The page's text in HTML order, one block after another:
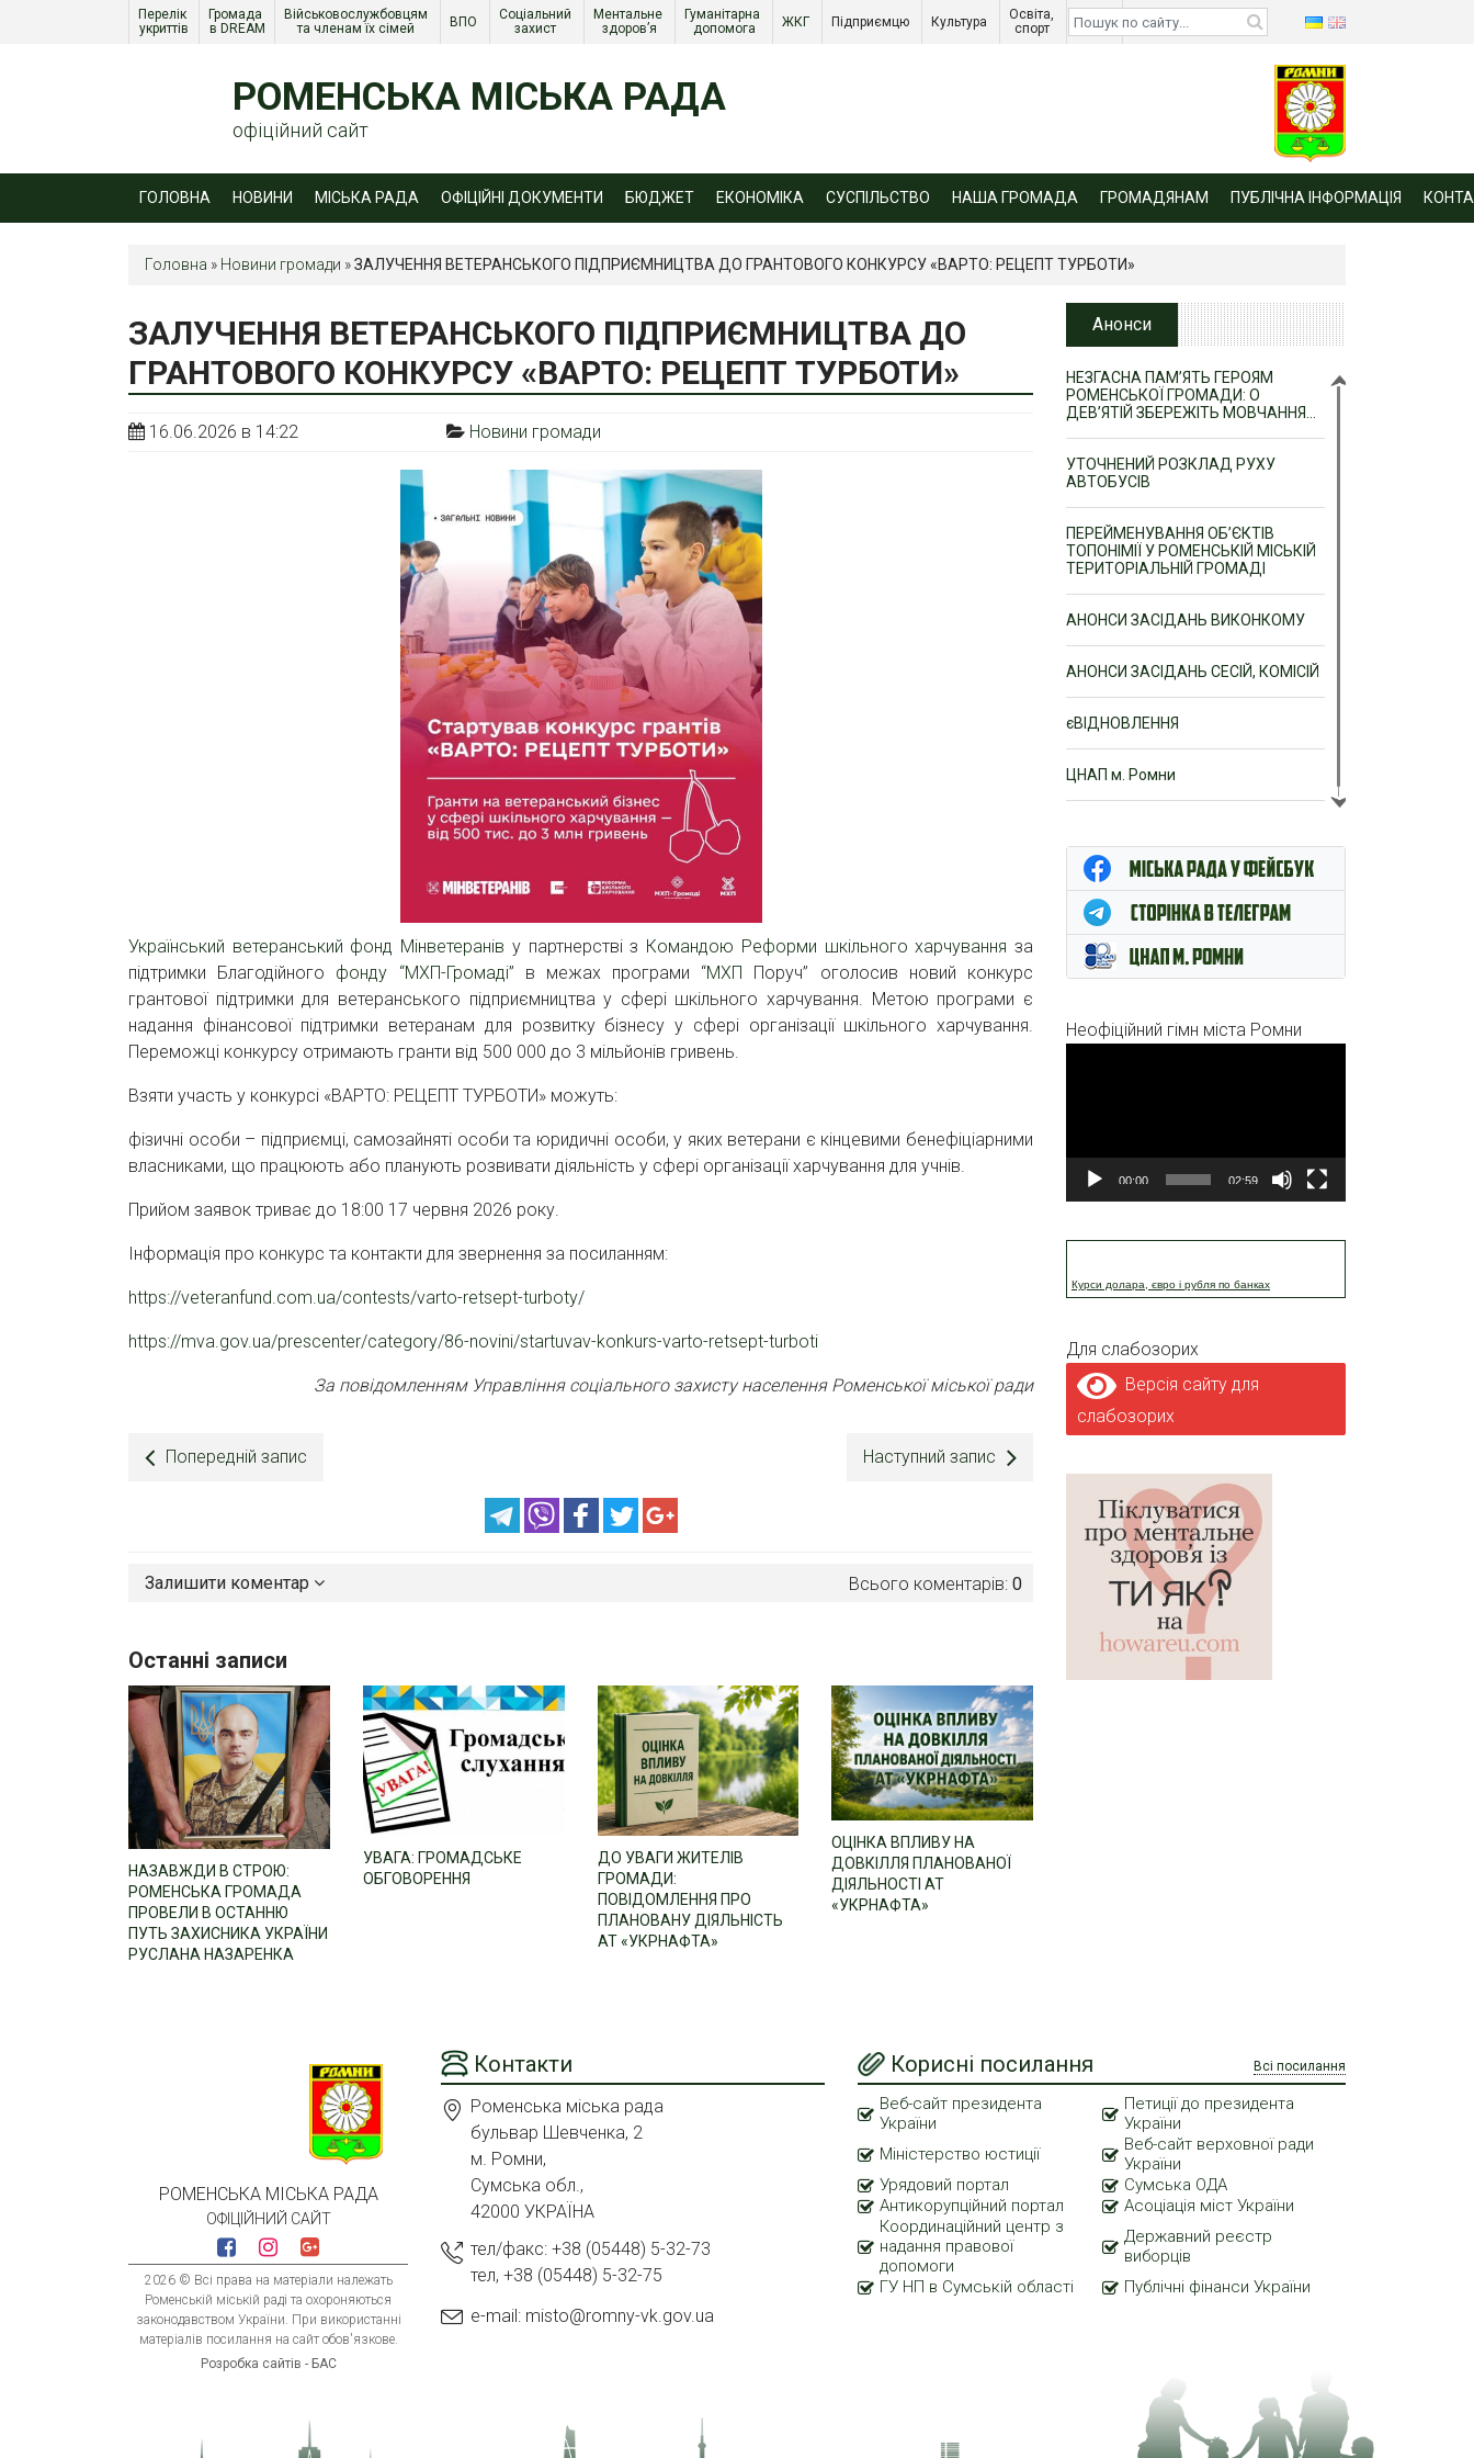
Перелік
укриттів
Громада
в DREAM
Військовослужбовцям
та членам їх сімей
ВПО
Соціальний
захист
Ментальне
здоров’я
Гуманітарна
допомога
ЖКГ Підприємцю Культура
Освіта,
спорт
Діти
війни
РОМЕНСЬКА МІСЬКА РАДА
офіційний сайт
ГОЛОВНА НОВИНИ МІСЬКА РАДА ОФІЦІЙНІ ДОКУМЕНТИ БЮДЖЕТ ЕКОНОМІКА СУСПІЛЬСТВО НАША ГРОМАДА ГРОМАДЯНАМ ПУБЛІЧНА ІНФОРМАЦІЯ
Головна » Новини громади »ЗАЛУЧЕННЯ ВЕТЕРАНСЬКОГО ПІДПРИЄМНИЦТВА ДО ГРАНТОВОГО КОНКУРСУ «ВАРТО: РЕЦЕПТ ТУРБОТИ»
ЗАЛУЧЕННЯ ВЕТЕРАНСЬКОГО ПІДПРИЄМНИЦТВА ДО
ГРАНТОВОГО КОНКУРСУ «ВАРТО: РЕЦЕПТ ТУРБОТИ»
16.06.2026 в 14:22 Новини громади
Український ветеранський фонд Мінветеранів у партнерстві з Командою Реформи шкільного харчування за
підтримки Благодійного фонду “МХП-Громаді” в межах програми “МХП Поруч” оголосив новий конкурс
грантової підтримки для ветеранського підприємництва у сфері шкільного харчування. Метою програми є
надання фінансової підтримки ветеранам для розвитку бізнесу у сфері організації шкільного харчування.
Переможці конкурсу отримають гранти від 500 000 до 3 мільйонів гривень.
Взяти участь у конкурсі «ВАРТО: РЕЦЕПТ ТУРБОТИ» можуть:
фізичні особи – підприємці, самозайняті особи та юридичні особи, у яких ветерани є кінцевими бенефіціарними
власниками, що працюють або планують розвивати діяльність у сфері організації харчування для учнів.
Прийом заявок триває до 18:00 17 червня 2026 року.
Інформація про конкурс та контакти для звернення за посиланням:
https://veteranfund.com.ua/contests/varto-retsept-turboty/
https://mva.gov.ua/prescenter/category/86-novini/startuvav-konkurs-varto-retsept-turboti
За повідомленням Управління соціального захисту населення Роменської міської ради
Попередній запис Наступний запис
Всього коментарів: 0
Залишити коментар
Останні записи
НАЗАВЖДИ В СТРОЮ:
РОМЕНСЬКА ГРОМАДА
ПРОВЕЛИ В ОСТАННЮ
ПУТЬ ЗАХИСНИКА УКРАЇНИ
РУСЛАНА НАЗАРЕНКА
УВАГА: ГРОМАДСЬКЕ
ОБГОВОРЕННЯ
ДО УВАГИ ЖИТЕЛІВ
ГРОМАДИ:
ПОВІДОМЛЕННЯ ПРО
ПЛАНОВАНУ ДІЯЛЬНІСТЬ
АТ «УКРНАФТА»
ОЦІНКА ВПЛИВУ НА
ДОВКІЛЛЯ ПЛАНОВАНОЇ
ДІЯЛЬНОСТІ АТ
«УКРНАФТА»
Анонси
НЕЗГАСНА ПАМ’ЯТЬ ГЕРОЯМ
РОМЕНСЬКОЇ ГРОМАДИ: О
ДЕВ’ЯТІЙ ЗБЕРЕЖІТЬ МОВЧАННЯ…
УТОЧНЕНИЙ РОЗКЛАД РУХУ
АВТОБУСІВ
ПЕРЕЙМЕНУВАННЯ ОБ’ЄКТІВ
ТОПОНІМІЇ У РОМЕНСЬКІЙ МІСЬКІЙ
ТЕРИТОРІАЛЬНІЙ ГРОМАДІ
АНОНСИ ЗАСІДАНЬ ВИКОНКОМУ
АНОНСИ ЗАСІДАНЬ СЕСІЙ, КОМІСІЙ
єВІДНОВЛЕННЯ
ЦНАП м. Ромни
Неофіційний гімн міста Ромни
00:00 02:59
Курси долара, євро і рубля по банках
Для слабозорих
Версія сайту для
слабозорих
РОМЕНСЬКА МІСЬКА РАДА
ОФІЦІЙНИЙ САЙТ
2026 © Всі права на матеріали належать
Роменській міській раді та охороняються
законодавством України. При використанні
матеріалів посилання на сайт обов'язкове.
Розробка сайтів - БАС
Контакти
Роменська міська рада
бульвар Шевченка, 2
м. Ромни,
Сумська обл.,
42000 УКРАЇНА
тел/факс: +38 (05448) 5-32-73
тел, +38 (05448) 5-32-75
e-mail: misto@romny-vk.gov.ua
Корисні посилання Всі посилання
Веб-сайт президента
України
Петиції до президента
України
Міністерство юстиції
Веб-сайт верховної ради
України
Урядовий портал
Сумська ОДА
Антикорупційний портал
Асоціація міст України
Координаційний центр з
надання правової
допомоги
Державний реєстр
виборців
ГУ НП в Сумській області
Публічні фінанси України